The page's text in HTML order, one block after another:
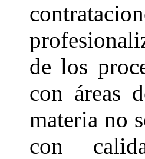
de los
con áreas
materia no
con